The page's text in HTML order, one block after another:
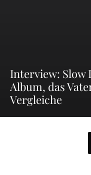
Interview: Slow
Album, das
Vergleiche